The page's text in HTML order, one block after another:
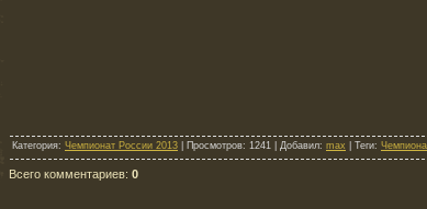
Категория: Чемпионат России 2013 Просмотров: 1241 | Добавил: max Теги:
Всего комментариев: 0